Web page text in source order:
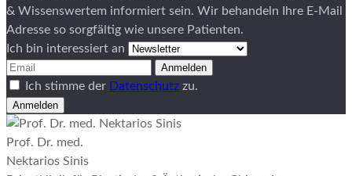
& Wissenswertem informiert sein. Wir behandeln Ihre E-Mail
Adresse so sorgfältig wie unsere Patienten.
Ich bin interessiert an
Anmelden
Ich stimme der Datenschutz zu.
Anmelden
Prof. Dr. med.
Nektarios Sinis